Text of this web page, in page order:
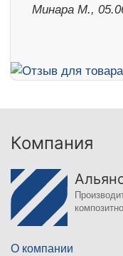
Минара М.,
Компания
О компании